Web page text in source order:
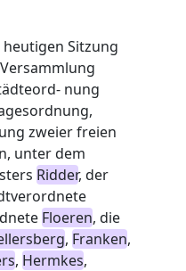
Sitzung
nung
zweier freien
unter dem
Ridder, der
Floeren, die
, Franken,
, Hermkes,